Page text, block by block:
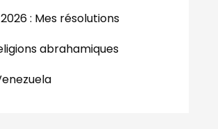
: Mes résolutions
abrahamiques